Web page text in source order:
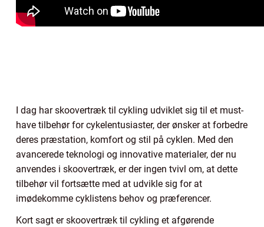
I dag har skoovertræk til cykling udviklet sig til et must-
have tilbehør for cykelentusiaster, der ønsker at forbedre
deres præstation, komfort og stil på cyklen. Med den
avancerede teknologi og innovative materialer, der nu
anvendes i skoovertræk, er der ingen tvivl om, at dette
tilbehør vil fortsætte med at udvikle sig for at
imødekomme cyklistens behov og præferencer.
Kort sagt er skoovertræk til cykling et afgørende